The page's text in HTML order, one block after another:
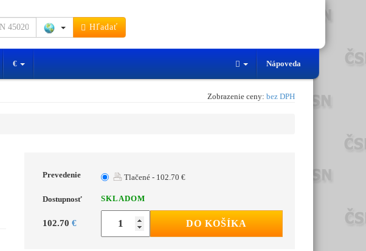
Hľadať
€ Nápoveda
Zobrazenie ceny: bez DPH
Prevedenie Tlačené - 102.70 €
Dostupnosť SKLADOM
102.70 € DO KOŠÍKA